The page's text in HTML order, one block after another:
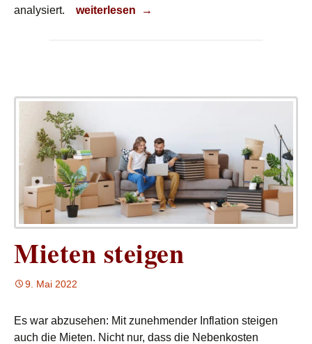
analysiert.
Studieren in Deutschland
weiterlesen →
Mieten steigen
9. Mai 2022
Es war abzusehen: Mit zunehmender Inflation steigen
auch die Mieten. Nicht nur, dass die Nebenkosten